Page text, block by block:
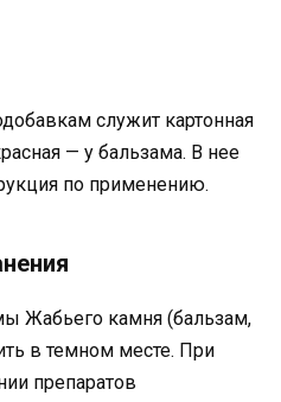
служит картонная
— у бальзама. В нее
по применению.
Жабьего камня (бальзам,
в темном месте. При
препаратов